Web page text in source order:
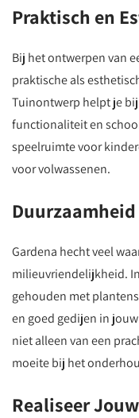
Praktisch en
Bij het ontwerpen van
praktische als
Tuinontwerp helpt je
functionaliteit en
speelruimte voor
voor volwassenen.
Gardena hecht veel
milieuvriendelijkheid.
gehouden met
en goed gedijen in
niet alleen van een
moeite bij het
Realiseer